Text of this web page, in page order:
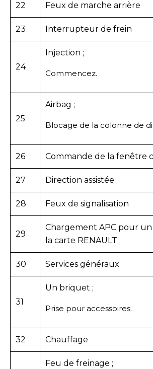
22 Feux de marche arrière
23 Interrupteur de frein
24
Injection ;
Commencez.
25
Airbag ;
Blocage de la colonne de
26 Commande de la fenêtre
27 Direction assistée
28 Feux de signalisation
29
Chargement APC pour
la carte RENAULT
30 Services généraux
31
Un briquet ;
Prise pour accessoires.
32 Chauffage
Feu de freinage ;